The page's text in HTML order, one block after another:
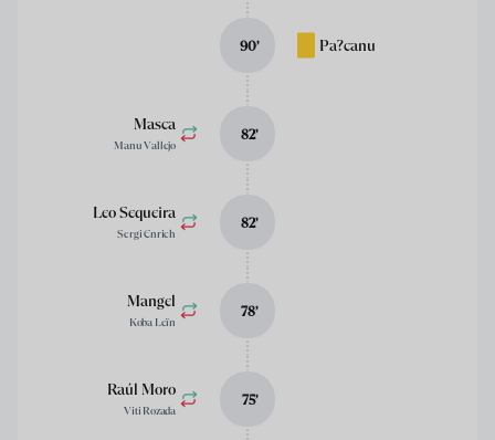
Pa?canu
90’
Masca
Manu Vallejo
82’
Leo Sequeira
Sergi Enrich
82’
Mangel
Koba Leïn
78’
Raúl Moro
Viti Rozada
75’